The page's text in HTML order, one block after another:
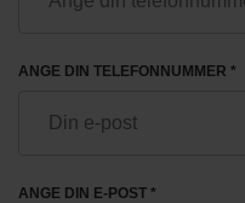
ANGE DIN TELEFONNUMMER *
ANGE DIN E-POST *